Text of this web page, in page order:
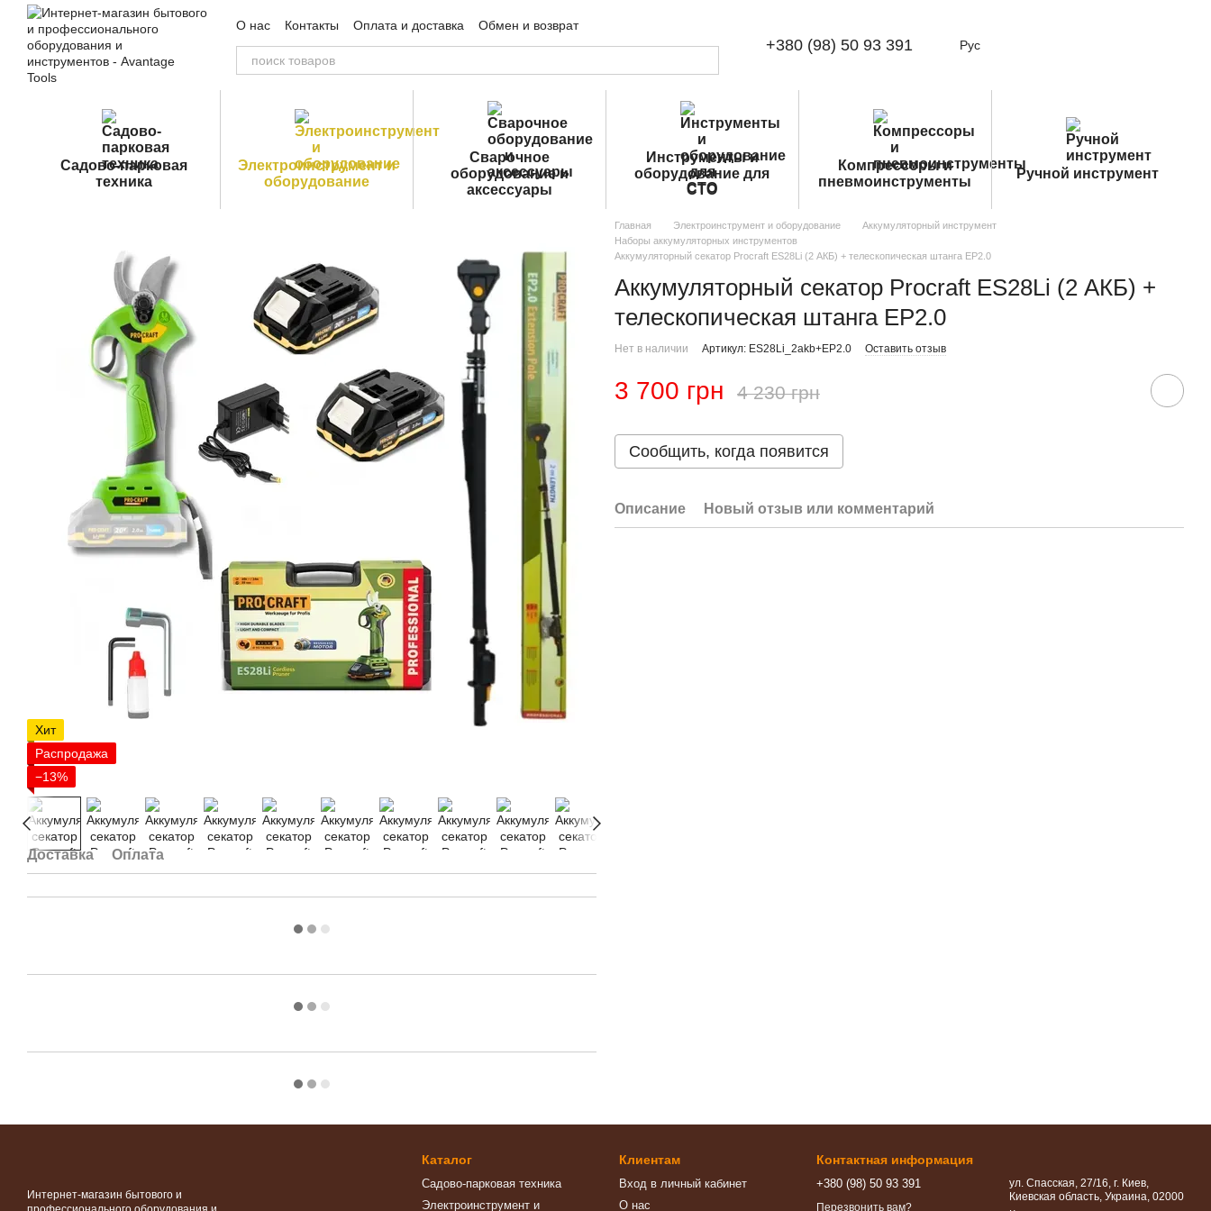
Перейти к основному контенту
О нас Контакты Оплата и доставка
Обмен и возврат
Пользовательское соглашение
Публичная оферта +380 (98) 50 93 391 Рус
Садово-парковая
техника
Электроинструмент и
оборудование
Сварочное
оборудование и
аксессуары
Инструменты и
оборудование для
СТО
Компрессоры и
пневмоинструменты
Ручной инструмент
Хит
Распродажа
−13%
Доставка Оплата
Главная Электроинструмент и оборудование
Аккумуляторный инструмент
Наборы аккумуляторных инструментов
Аккумуляторный секатор Procraft ES28Li (2 АКБ) + телескопическая штанга EP2.0
Аккумуляторный секатор Procraft ES28Li (2 АКБ) +
телескопическая штанга EP2.0
Нет в наличии Артикул: ES28Li_2akb+EP2.0 Оставить отзыв
3 700 грн 4 230 грн
Сообщить, когда появится
Описание Новый отзыв или комментарий
Интернет-магазин бытового и
Каталог
Садово-парковая техника
Электроинструмент и
Клиентам
Вход в личный кабинет
О нас
Контактная информация
+380 (98) 50 93 391
Перезвонить вам?
ул. Спасская, 27/16, г. Киев,
Киевская область, Украина, 02000